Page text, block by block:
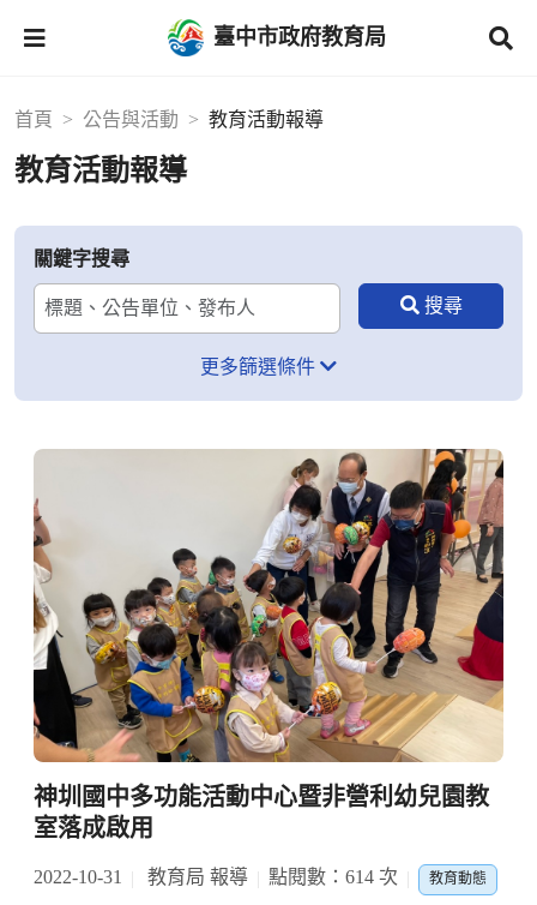
臺中市政府教育局
首頁 公告與活動 教育活動報導
教育活動報導
關鍵字搜尋
更多篩選條件
神圳國中多功能活動中心暨非營利幼兒園教
室落成啟用
2022-10-31 教育局 報導 點閱數：614 次 教育動態